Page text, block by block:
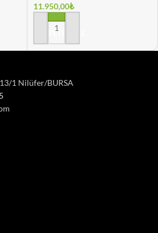
11.950,00₺
SEPETE EKLE
1 Nilüfer/BURSA